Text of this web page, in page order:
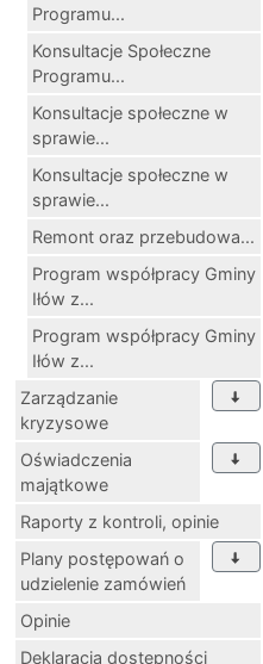
Programu...
Konsultacje Społeczne
Programu...
Konsultacje społeczne w
sprawie...
Konsultacje społeczne w
sprawie...
Remont oraz przebudowa...
Program współpracy Gminy
Iłów z...
Program współpracy Gminy
Iłów z...
Zarządzanie
kryzysowe
Oświadczenia
majątkowe
Raporty z kontroli, opinie
Plany postępowań o
udzielenie zamówień
Opinie
Deklaracja dostępności